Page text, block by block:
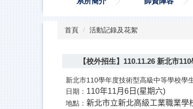
首頁 活動記錄及花絮
【校外招生】110.11.26 新北市
新北市110學年度技術型高級中等學校學
日期： 110年11月 6 日 (星期六)
地點： 新北市立新北高級工業職業學